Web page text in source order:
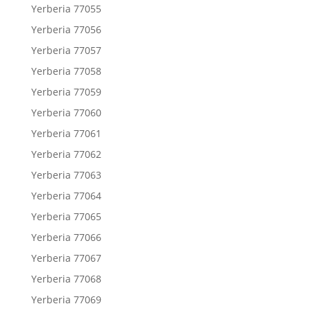
Yerberia 77055
Yerberia 77056
Yerberia 77057
Yerberia 77058
Yerberia 77059
Yerberia 77060
Yerberia 77061
Yerberia 77062
Yerberia 77063
Yerberia 77064
Yerberia 77065
Yerberia 77066
Yerberia 77067
Yerberia 77068
Yerberia 77069